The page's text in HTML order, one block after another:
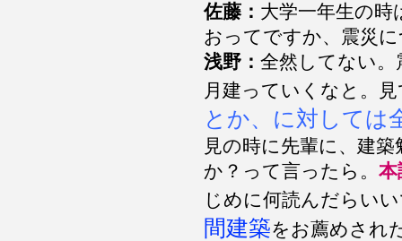
佐藤： 大学一年生の
おってですか、震災
浅野： 全然してない。
月建っていくなと。
とか、に対しては
見の時に先輩に、建
か？って言ったら。 本
じめに何読んだらい
間建築をお薦めされ